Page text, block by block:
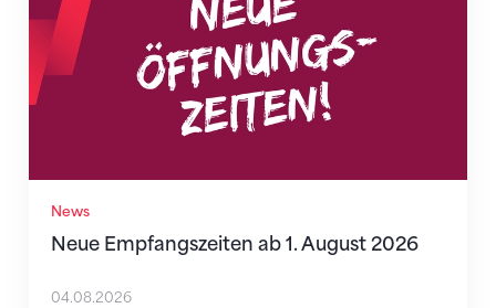
News
Neue Empfangszeiten ab 1. August 2026
04.08.2026